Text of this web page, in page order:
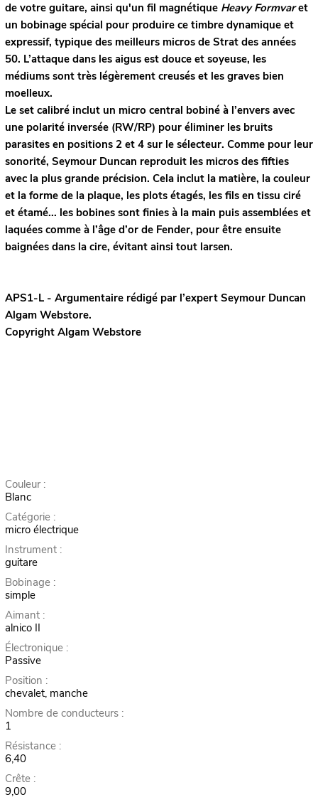
de votre guitare, ainsi qu'un fil magnétique Heavy Formvaret
un bobinage spécial pour produire ce timbre dynamique et
expressif, typique des meilleurs micros de Strat des années
50. L’attaque dans les aigus est douce et soyeuse, les
médiums sont très légèrement creusés et les graves bien
moelleux.
Le set calibré inclut un micro central bobiné à l’envers avec
une polarité inversée (RW/RP) pour éliminer les bruits
parasites en positions 2 et 4 sur le sélecteur. Comme pour leur
sonorité, Seymour Duncan reproduit les micros des fifties
avec la plus grande précision. Cela inclut la matière, la couleur
et la forme de la plaque, les plots étagés, les fils en tissu ciré
et étamé... les bobines sont finies à la main puis assemblées et
laquées comme à l’âge d’or de Fender, pour être ensuite
baignées dans la cire, évitant ainsi tout larsen.
APS1-L - Argumentaire rédigé par l’expert Seymour Duncan
Algam Webstore.
Copyright Algam Webstore
Couleur :
Blanc
Catégorie :
micro électrique
Instrument :
guitare
Bobinage :
simple
Aimant :
alnico II
Électronique :
Passive
Position :
chevalet, manche
Nombre de conducteurs :
1
Résistance :
6,40
Crête :
9,00